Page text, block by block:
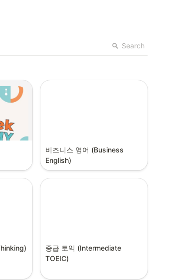
Search
비즈니스 영어 (Business
English)
중급 토익 (Intermediate
TOEIC)